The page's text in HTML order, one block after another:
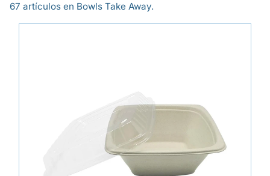
67 artículos en Bowls Take Away.